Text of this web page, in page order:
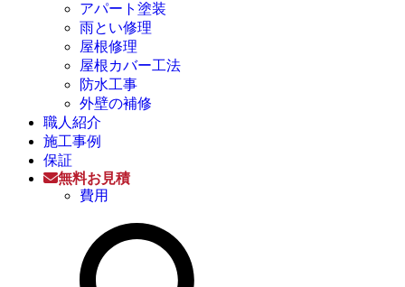
アパート塗装
雨とい修理
屋根修理
屋根カバー工法
防水工事
外壁の補修
職人紹介
施工事例
保証
無料お見積
費用